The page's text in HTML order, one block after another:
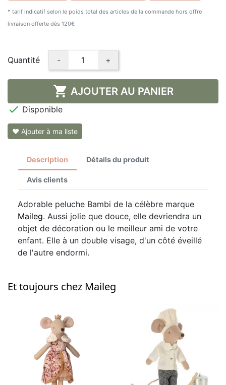
★★★★★ (3 avis)
* tarif indicatif selon le poids total des articles de la commande hors offre
livraison offerte dès 120€
Quantité - +
 AJOUTER AU PANIER
 Disponible
❤ Ajouter à ma liste
Description Détails du produit
Avis clients
Adorable peluche Bambi de la célèbre marque
Maileg. Aussi jolie que douce, elle devriendra un
objet de décoration ou le meilleur ami de votre
enfant. Elle à un double visage, d'un côté éveillé
de l'autre endormi.
Et toujours chez Maileg